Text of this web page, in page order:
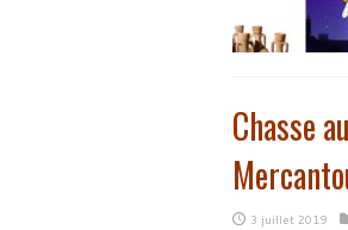
Chasse
3 juillet 2019